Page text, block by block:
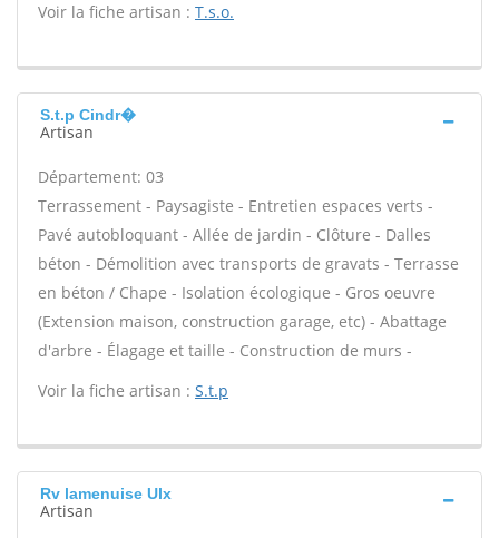
Voir la fiche artisan : T.s.o.
S.t.p Cindr�
Artisan
Département: 03
Terrassement - Paysagiste - Entretien espaces verts -
Pavé autobloquant - Allée de jardin - Clôture - Dalles
béton - Démolition avec transports de gravats - Terrasse
en béton / Chape - Isolation écologique - Gros oeuvre
(Extension maison, construction garage, etc) - Abattage
d'arbre - Élagage et taille - Construction de murs -
Voir la fiche artisan : S.t.p
Rv lamenuise Ulx
Artisan